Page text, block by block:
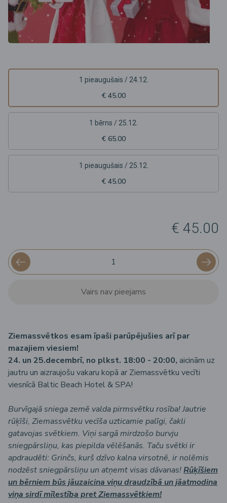
1 pieaugušais / 24.12.
€ 45.00
1 bērns / 25.12.
€ 65.00
1 pieaugušais / 25.12.
€ 45.00
€ 45.00
Vairs nav pieejams
Ziemassvētkos esam īpaši parūpējušies arī par
mazajiem viesiem!
24. un 25.decembrī, no plkst. 18:00 - 20:00, aicinām uz
jautru un aizraujošu vakaru kopā ar Ziemassvētku vecīti
viesnīcā Baltic Beach Hotel & SPA!
Burvīgajā sniega zemē valda pirmsvētku rosība! Jautrie
rūķīši, Ziemassvētku vecīša uzticamie palīgi, čakli
gatavojas svētkiem. Viņi sargā mirdzošo burvju
sniegpārsliņu, kas piepilda vēlēšanās. Taču svētki ir
apdraudēti: Grinčs, kurš dzīvo kalna virsotnē, ir nolēmis
nodzēst sniegpārsliņu un atņemt visas dāvanas!Rūķīšiem
un bērniem būs jāuzaicina viņu draudzībā un jāatmodina
viņa sirdī mīlestība pret Ziemassvētkiem!